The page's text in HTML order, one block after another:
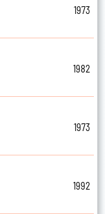
1973
1982
1973
1992